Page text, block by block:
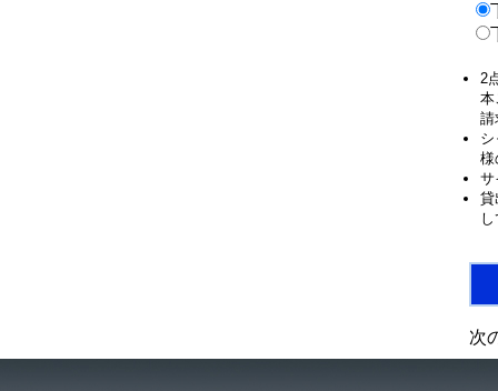
2
本
請
様
サ
貸
次